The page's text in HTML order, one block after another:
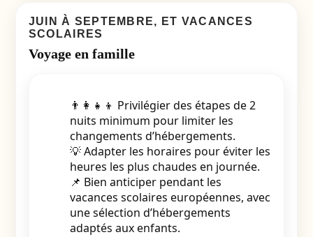
JUIN À SEPTEMBRE, ET VACANCES
SCOLAIRES
Voyage en famille
👨‍👩‍👧‍👦 Privilégier des étapes de 2
nuits minimum pour limiter les
changements d’hébergements.
💡 Adapter les horaires pour éviter les
heures les plus chaudes en journée.
📌 Bien anticiper pendant les
vacances scolaires européennes, avec
une sélection d’hébergements
adaptés aux enfants.